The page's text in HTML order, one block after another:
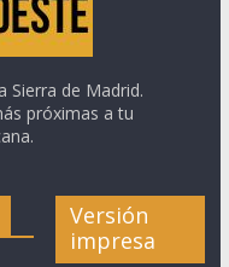
Sierra de Madrid.
próximas a tu
Versión
impresa